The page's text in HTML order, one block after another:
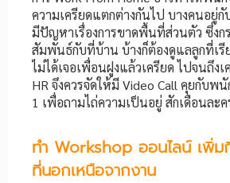
ความเครียดแตกต่างกันไป บางคนอยู่
มีปัญหาเรื่องการขาดพื้นที่ส่วนตัว ซึ่งก
สัมพันธ์กับที่บ้าน บ้างก็ต้องดูแลลูกที่เรี
ไม่ได้เจอเพื่อนฝูงแล้วเครียด ไปจนถึงเ
HR จึงควรจัดให้มี Video Call คุยกับ
1 เพื่อถามไถ่ความเป็นอยู่ สักเดือนละค
ทำ Workshop ออนไลน์ เพิ่
ที่นอกเหนือจากงาน